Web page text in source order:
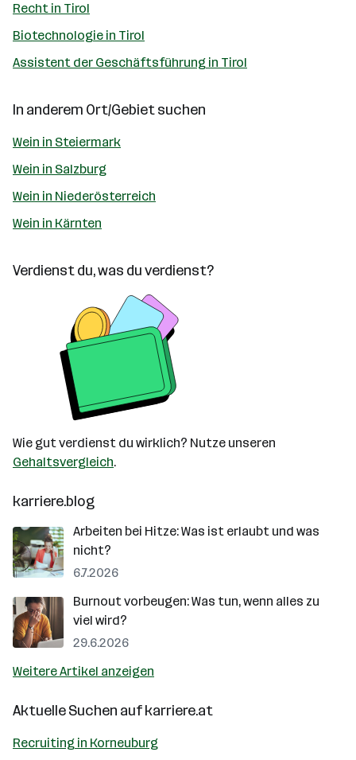
Recht in Tirol
Biotechnologie in Tirol
Assistent der Geschäftsführung in Tirol
In anderem Ort/Gebiet suchen
Wein in Steiermark
Wein in Salzburg
Wein in Niederösterreich
Wein in Kärnten
Verdienst du, was du verdienst?
Wie gut verdienst du wirklich? Nutze unseren
Gehaltsvergleich.
karriere.blog
Arbeiten bei Hitze: Was ist erlaubt und was
nicht?
6.7.2026
Burnout vorbeugen: Was tun, wenn alles zu
viel wird?
29.6.2026
Weitere Artikel anzeigen
Aktuelle Suchen aufkarriere.at
Recruiting in Korneuburg